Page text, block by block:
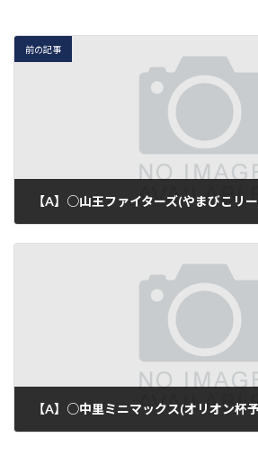
前の記事
【A】○山王ファイターズ(やまびこリ
【A】○中里ミニマックス(オリオン杯